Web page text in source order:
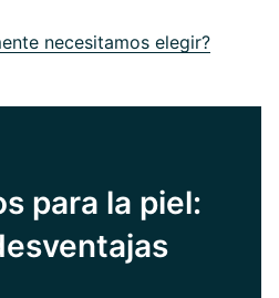
necesitamos elegir?
para la piel: